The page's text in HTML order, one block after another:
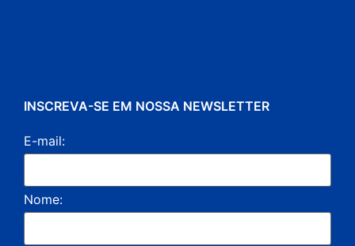
INSCREVA-SE EM NOSSA NEWSLETTER
E-mail:
Nome: